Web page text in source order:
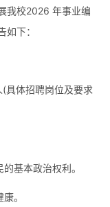
我校2026 年事业编
下：
具体招聘岗位及要求
基本政治权利。
。